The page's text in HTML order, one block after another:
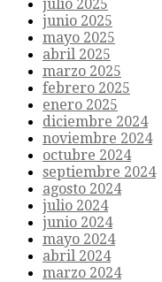
julio 2025
junio 2025
mayo 2025
abril 2025
marzo 2025
febrero 2025
enero 2025
diciembre 2024
noviembre 2024
octubre 2024
septiembre 2024
agosto 2024
julio 2024
junio 2024
mayo 2024
abril 2024
marzo 2024